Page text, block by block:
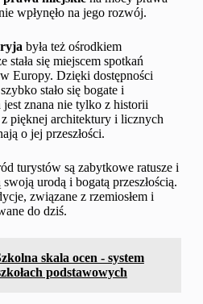
wpłynęło na jego rozwój.
była też ośrodkiem
stała się miejscem spotkań
Europy. Dzięki dostępności
stało się bogate i
znana nie tylko z historii
pięknej architektury i licznych
o jej przeszłości.
turystów są zabytkowe ratusze i
urodą i bogatą przeszłością.
związane z rzemiosłem i
do dziś.
skala ocen - system
podstawowych